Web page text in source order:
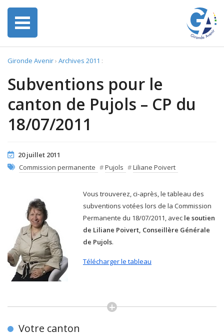
Gironde Avenir› Archives 2011 :
Subventions pour le
canton de Pujols – CP du
18/07/2011
20 juillet 2011
Commission permanente #Pujols #Liliane Poivert
Vous trouverez, ci-après, le tableau des
subventions votées lors de la Commission
Permanente du 18/07/2011, avec le soutien
de Liliane Poivert, Conseillère Générale
de Pujols.
Télécharger le tableau
Votre canton